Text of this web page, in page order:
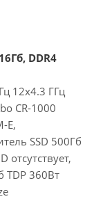
DDR4
12x4.3 ГГц
CR-1000
E,
SSD 500Гб
отсутствует,
TDP 360Вт